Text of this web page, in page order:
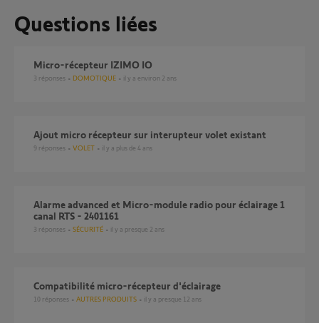
Questions liées
Micro-récepteur IZIMO IO
3 réponses DOMOTIQUE il y a environ 2 ans
Ajout micro récepteur sur interupteur volet existant
9 réponses VOLET il y a plus de 4 ans
Alarme advanced et Micro-module radio pour éclairage 1
canal RTS - 2401161
3 réponses SÉCURITÉ il y a presque 2 ans
Compatibilité micro-récepteur d'éclairage
10 réponses AUTRES PRODUITS il y a presque 12 ans